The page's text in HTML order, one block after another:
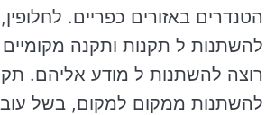
הטנדרים באזורים כפריים.
להשתנות ל תקנות ותקנה
רוצה להשתנות ל מודע אליהם.
להשתנות ממקום למקום, בשל